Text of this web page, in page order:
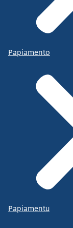
Papiamento
Papiamentu